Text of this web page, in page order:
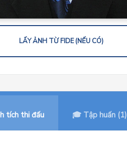
LẤY ẢNH TỪ FIDE (NẾU CÓ)
tích thi đấu 🎓 Tập huấn (1)